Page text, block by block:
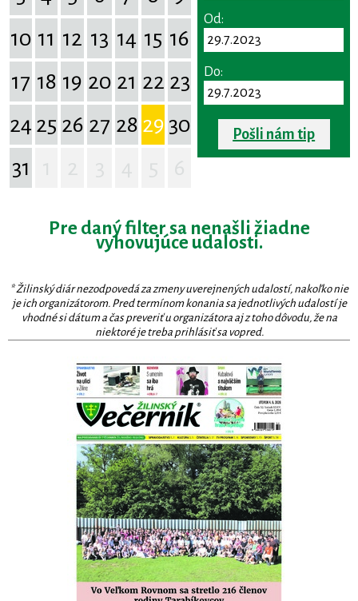
10 11 12 13 14 15 16
17 18 19 20 21 22 23
24 25 26 27 28 29 30
31
Od:
Do:
Pošli nám tip
Pre daný filter sa nenašli žiadne
vyhovujúce udalosti.
* Žilinský diár nezodpovedá za zmeny uverejnených udalostí, nakoľko nie
je ich organizátorom. Pred termínom konania sa jednotlivých udalostí je
vhodné si dátum a čas preveriť u organizátora aj z toho dôvodu, že na
niektoré je treba prihlásiť sa vopred.